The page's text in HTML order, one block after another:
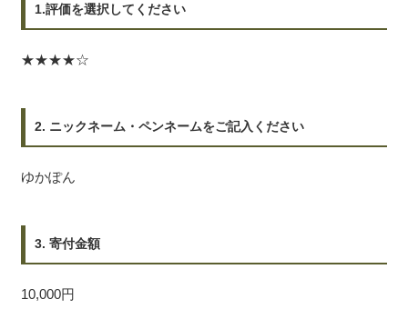
1.評価を選択してください
★★★★☆
2. ニックネーム・ペンネームをご記入ください
ゆかぽん
3. 寄付金額
10,000円